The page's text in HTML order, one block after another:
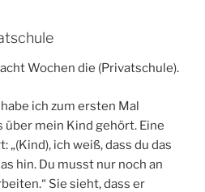
Wochen die (Privatschule).
ich zum ersten Mal
mein Kind gehört. Eine
„(Kind), ich weiß, dass du das
hin. Du musst nur noch an
Sie sieht, dass er